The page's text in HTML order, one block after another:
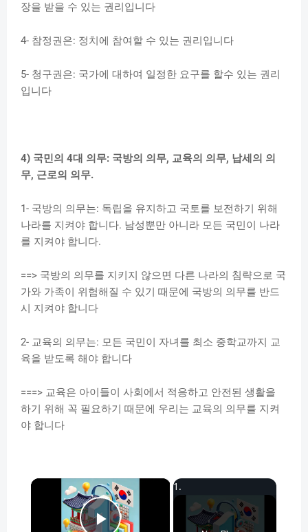
장을 받을 수 있는 권리입니다
4- 참정권은: 정치에 참여할 수 있는 권리입니다
5- 청구권은: 국가에 대하여 일정한 요구를 할수 있는 권리
입니다
4) 국민의 4대 의무: 국방의 의무, 교육의 의무, 납세의 의
무, 근로의 의무.
1- 국방의 의무는: 독립을 유지하고 국토를 보전하기 위해
나라를 지켜야 합니다. 남성뿐만 아니라 모든 국민이 나라
를 지켜야 합니다.
==> 국방의 의무를 지키지 않으면 다른 나라의 침략으로 국
가와 가족이 위험해질 수 있기 때문에 국방의 의무를 반드
시 지켜야 합니다
2- 교육의 의무는: 모든 국민이 자녀를 최소 중학교까지 교
육을 받도록 해야 합니다
===> 교육은 아이들이 사회에서 적응하고 안전된 생활을
하기 위해 꼭 필요하기 때문에 우리는 교육의 의무를 지켜
야 합니다
×